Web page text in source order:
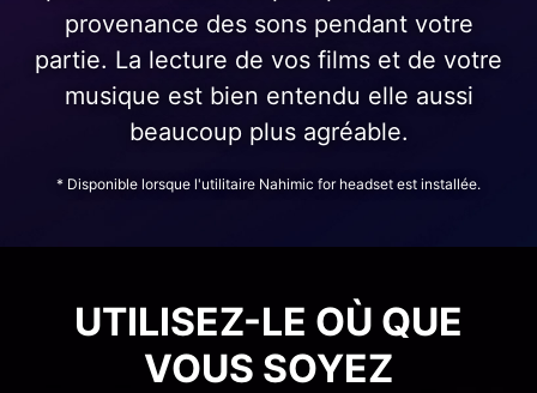
provenance des sons pendant votre
partie. La lecture de vos films et de votre
musique est bien entendu elle aussi
beaucoup plus agréable.
* Disponible lorsque l'utilitaire Nahimic for headset est installée.
UTILISEZ-LE OÙ QUE
VOUS SOYEZ